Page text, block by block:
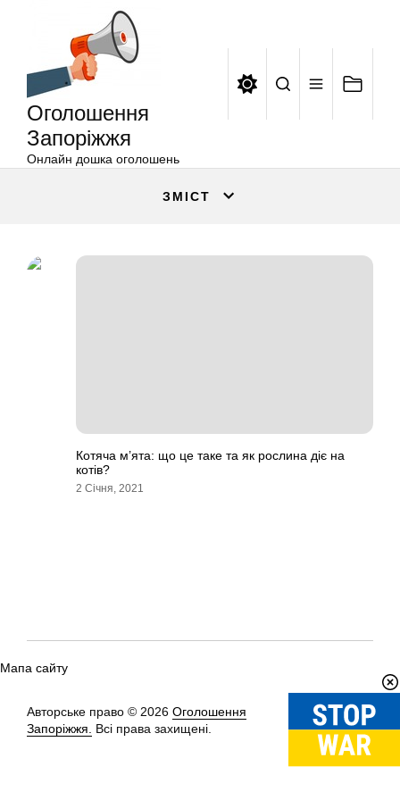
Оголошення
Запоріжжя
Онлайн дошка оголошень
ЗМІСТ
Котяча м’ята: що це таке та як рослина діє на
котів?
2 Січня, 2021
Мапа сайту
Авторське право © 2026 Оголошення
Запоріжжя.
Всі права захищені.
Вгору↑